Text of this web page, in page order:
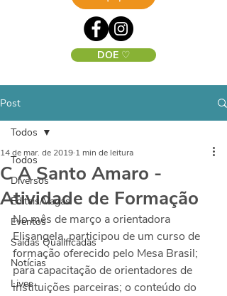
DOE ♡
Post
Todos
Diversos
Editais/Vagas
Eventos
Saídas Qualificadas
Notícias
Lives
Todos
C A Santo Amaro -
Atividade de Formação
14 de mar. de 2019 1 min de leitura
No mês de março a orientadora
Elisangela, participou de um curso de
formação oferecido pelo Mesa Brasil;
para capacitação de orientadores de
instituições parceiras; o conteúdo do